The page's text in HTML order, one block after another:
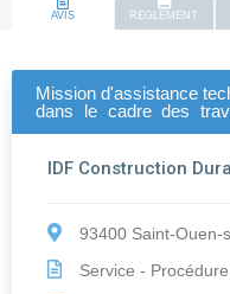
AVIS REGLEMENT
Mission d'assistance
dans le cadre des
IDF Construction
93400 Saint-Ouen-
Service -